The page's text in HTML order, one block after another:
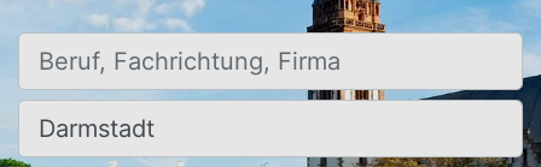
Beruf, Fachrichtung, Firma
Ort, Stadt